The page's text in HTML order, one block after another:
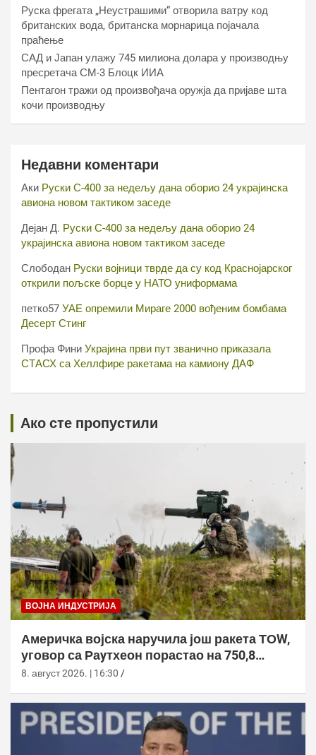
Руска фрегата „Неустрашими“ отворила ватру код
британских вода, британска морнарица појачала
праћење
САД и Јапан улажу 745 милиона долара у производњу
пресретача СМ-3 Блоцк ИИА
Пентагон тражи од произвођача оружја да пријаве шта
кочи производњу
Недавни коментари
Аки Руски С-400 за недељу дана оборио 24 украјинска
авиона новом тактиком заседе
Дејан Д. Руски С-400 за недељу дана оборио 24
украјинска авиона новом тактиком заседе
Слободан Руски војници тврде да су код Краснојарског
открили пољске борце у НАТО униформама
петко57 УАЕ опремили Мираге 2000 вођеним бомбама
Десерт Стинг
Профа Фини Украјина први пут званично приказала
СТАСХ са Хеллфире ракетама на камиону ДАФ
Ако сте пропустили
ВОЈНА ИНДУСТРИЈА
Америчка војска наручила још ракета ТОW,
уговор са Раyтхеон порастао на 750,8
милиона долара
8. август 2026. | 16:30